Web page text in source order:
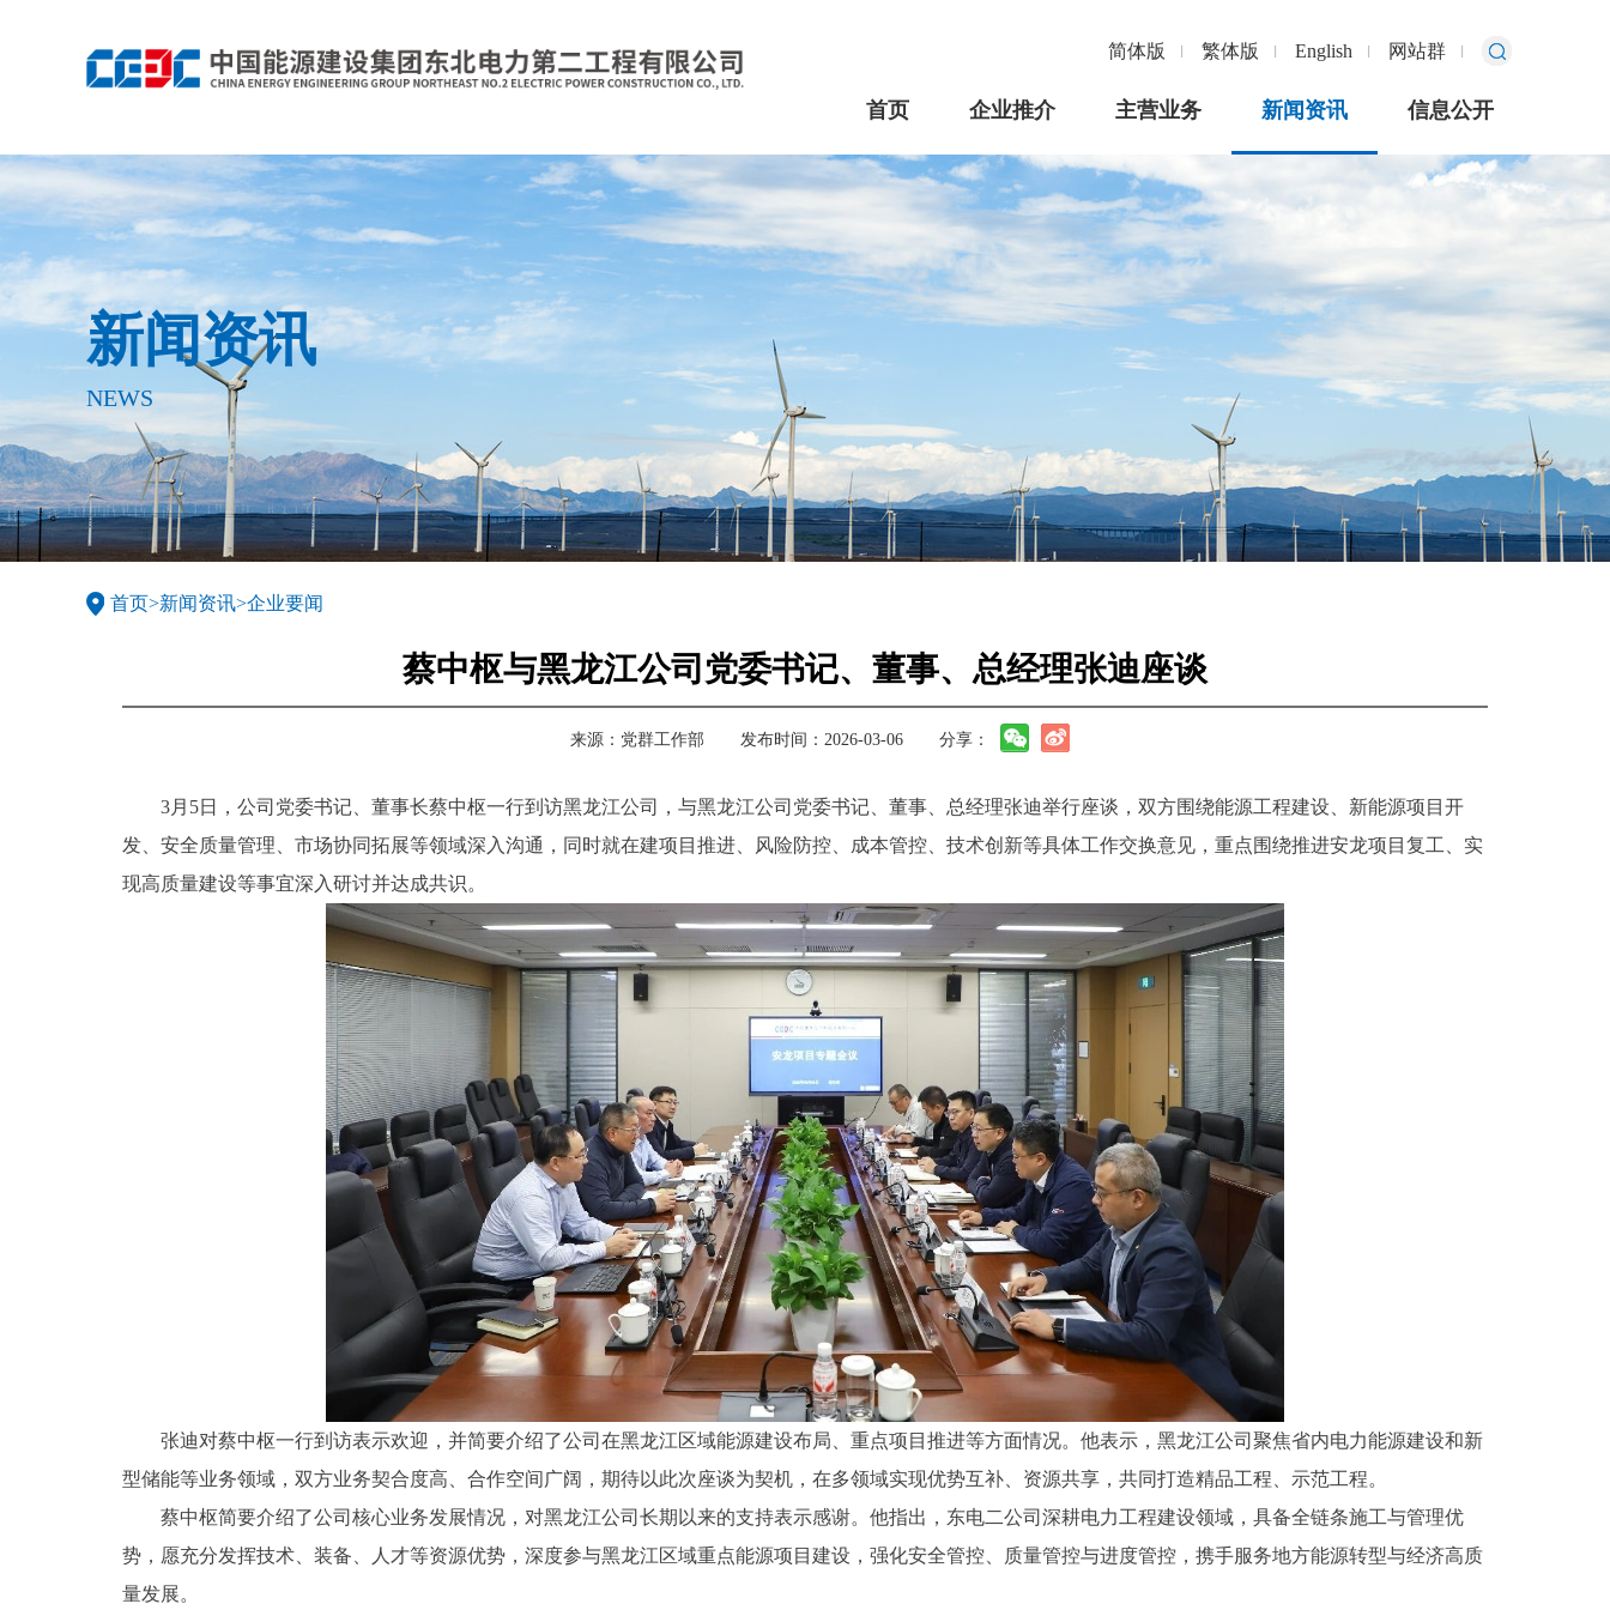
简体版 繁体版 English 网站群
首页 企业推介 主营业务 新闻资讯 信息公开
新闻资讯
NEWS
首页>新闻资讯>企业要闻
蔡中枢与黑龙江公司党委书记、董事、总经理张迪座谈
来源： 党群工作部 发布时间：2026-03-06 分享：
3月5日，公司党委书记、董事长蔡中枢一行到访黑龙江公司，与黑龙江公司党委书记、董事、总经理张迪举行座谈，双方围绕能源工程建设、新能源项目开
发、安全质量管理、市场协同拓展等领域深入沟通，同时就在建项目推进、风险防控、成本管控、技术创新等具体工作交换意见，重点围绕推进安龙项目复工、实
现高质量建设等事宜深入研讨并达成共识。
张迪对蔡中枢一行到访表示欢迎，并简要介绍了公司在黑龙江区域能源建设布局、重点项目推进等方面情况。他表示，黑龙江公司聚焦省内电力能源建设和新
型储能等业务领域，双方业务契合度高、合作空间广阔，期待以此次座谈为契机，在多领域实现优势互补、资源共享，共同打造精品工程、示范工程。
蔡中枢简要介绍了公司核心业务发展情况，对黑龙江公司长期以来的支持表示感谢。他指出，东电二公司深耕电力工程建设领域，具备全链条施工与管理优
势，愿充分发挥技术、装备、人才等资源优势，深度参与黑龙江区域重点能源项目建设，强化安全管控、质量管控与进度管控，携手服务地方能源转型与经济高质
量发展。